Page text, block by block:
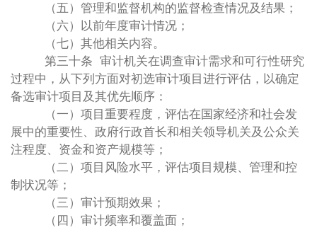
（五）管理和监督机构的监督检查情况及结果；
（六）以前年度审计情况；
（七）其他相关内容。
第三十条 审计机关在调查审计需求和可行性研究
过程中，从下列方面对初选审计项目进行评估，以确定
备选审计项目及其优先顺序：
（一）项目重要程度，评估在国家经济和社会发
展中的重要性、政府行政首长和相关领导机关及公众关
注程度、资金和资产规模等；
（二）项目风险水平，评估项目规模、管理和控
制状况等；
（三）审计预期效果；
（四）审计频率和覆盖面；